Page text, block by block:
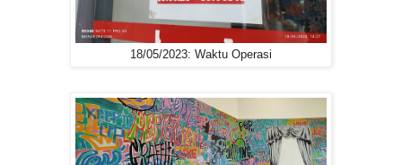
18/05/2023: Waktu Operasi